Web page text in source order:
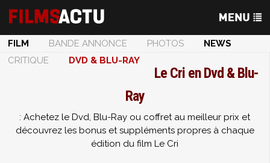
FILM BANDE ANNONCE PHOTOS
NEWS
CRITIQUE
DVD & BLU-RAY
Le Cri en Dvd & Blu-
Ray
: Achetez le Dvd, Blu-Ray ou coffret au meilleur prix et
découvrez les bonus et suppléments propres à chaque
édition du film Le Cri